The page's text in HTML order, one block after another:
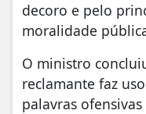
decoro e pelo
moralidade
O ministro
reclamante faz
palavras